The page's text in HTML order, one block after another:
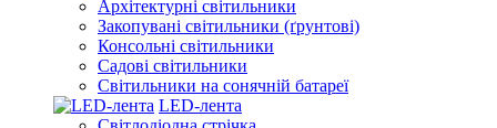
Архітектурні світильники
Закопувані світильники (ґрунтові)
Консольні світильники
Садові світильники
Світильники на сонячній батареї
LED-лента